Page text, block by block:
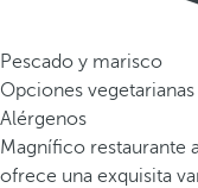
Pescado y marisco
Opciones vegetarianas
Alérgenos
Magnífico restaurante
ofrece una exquisita